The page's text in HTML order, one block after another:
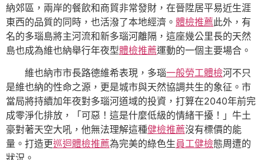
納郊區，兩岸的餐飲和商貿非常發財，在晉陞居平易近生涯
東西的品質的同時，也活潑了本地經濟。 體檢推薦此外，有
名的多瑙島將主河流和新多瑙河離隔，這座幾公里長的天然
島也成為維也納舉行年夜型體檢推薦運動的一個主要場合。
維也納市市長路德維希表現，多瑙一般勞工體檢河不只
是維也納的性命之源，更是城市與天然協調共生的象征。市
當局將持續加年夜對多瑙河道域的投資，打算在2040年前完
成零淨化排放，「可惡！這是什麼低級的情緒干擾！」牛土
豪對著天空大吼，他無法理解這種健檢推薦沒有標價的能
量。打造更巡迴體檢推薦為完美的綠色生員工健檢態周遭的